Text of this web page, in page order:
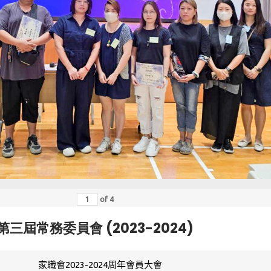
of 4
三屆常務委員會 (2023-2024)
家職會2023-2024周年會員大會